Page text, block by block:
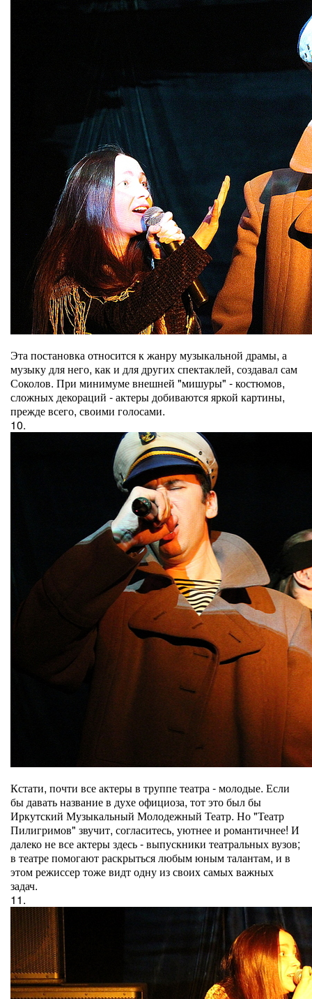
Эта постановка относится к жанру музыкальной драмы, а
музыку для него, как и для других спектаклей, создавал сам
Соколов. При минимуме внешней "мишуры" - костюмов,
сложных декораций - актеры добиваются яркой картины,
прежде всего, своими голосами.
10.
Кстати, почти все актеры в труппе театра - молодые. Если
бы давать название в духе официоза, тот это был бы
Иркутский Музыкальный Молодежный Театр. Но "Театр
Пилигримов" звучит, согласитесь, уютнее и романтичнее! И
далеко не все актеры здесь - выпускники театральных вузов;
в театре помогают раскрыться любым юным талантам, и в
этом режиссер тоже видт одну из своих самых важных
задач.
11.